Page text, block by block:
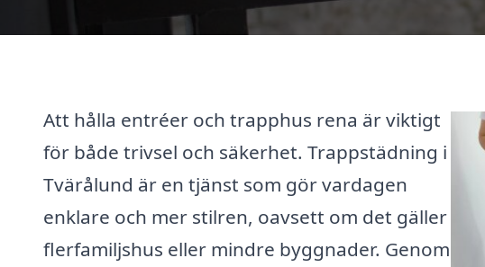
Att hålla entréer och trapphus rena är viktigt
för både trivsel och säkerhet. Trappstädning i
Tvärålund är en tjänst som gör vardagen
enklare och mer stilren, oavsett om det gäller
flerfamiljshus eller mindre byggnader. Genom